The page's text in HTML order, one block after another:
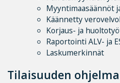
Myyntimaasäännöt
Käännetty
Korjaus- ja
Raportointi ALV- ja
Laskumerkinnät
Tilaisuuden ohjelma